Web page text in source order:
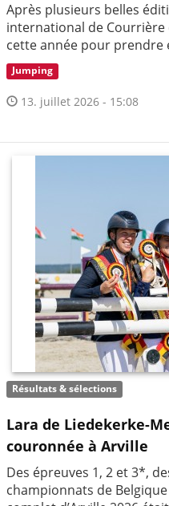
Après plusieurs belles
international de Courrière
cette année pour prendre
Jumping
13. juillet 2026 - 15:08
Résultats & sélections
Lara de Liedekerke-
couronnée à Arville
Des épreuves 1, 2 et 3*,
championnats de